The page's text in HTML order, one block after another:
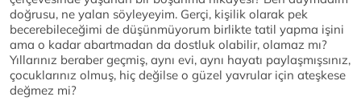
doğrusu, ne yalan söyleyeyim. Gerçi, kişilik olarak pek
becerebileceğimi de düşünmüyorum birlikte tatil yapma işini
ama o kadar abartmadan da dostluk olabilir, olamaz mı?
Yıllarınız beraber geçmiş, aynı evi, aynı hayatı paylaşmışsınız,
çocuklarınız olmuş, hiç değilse o güzel yavrular için ateşkese
değmez mi?